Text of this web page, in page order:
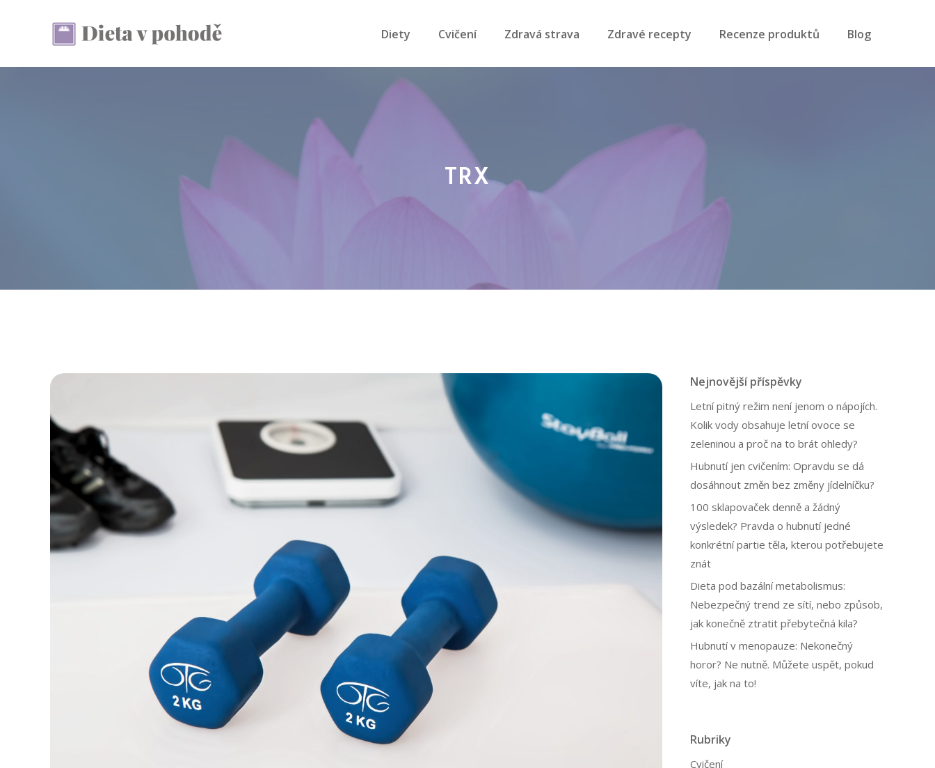
Diety Cvičení Zdravá strava Zdravé recepty Recenze produktů Blog
TRX
Nejnovější příspěvky
Letní pitný režim není jenom o nápojích.
Kolik vody obsahuje letní ovoce se
zeleninou a proč na to brát ohledy?
Hubnutí jen cvičením: Opravdu se dá
dosáhnout změn bez změny jídelníčku?
100 sklapovaček denně a žádný
výsledek? Pravda o hubnutí jedné
konkrétní partie těla, kterou potřebujete
znát
Dieta pod bazální metabolismus:
Nebezpečný trend ze sítí, nebo způsob,
jak konečně ztratit přebytečná kila?
Hubnutí v menopauze: Nekonečný
horor? Ne nutně. Můžete uspět, pokud
víte, jak na to!
Rubriky
Cvičení